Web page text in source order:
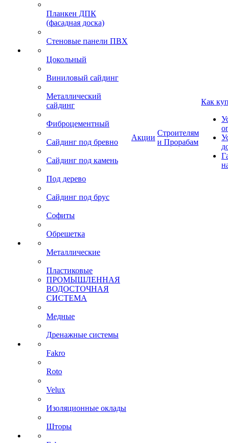
Планкен ДПК
(фасадная доска)
Стеновые панели ПВХ
Цокольный
Виниловый сайдинг
Металлический
сайдинг
Фиброцементный
Сайдинг под бревно
Сайдинг под камень
Под дерево
Сайдинг под брус
Софиты
Обрешетка
Металлические
Пластиковые
ПРОМЫШЛЕННАЯ
ВОДОСТОЧНАЯ
СИСТЕМА
Медные
Дренажные системы
Fakro
Roto
Velux
Изоляционные оклады
Шторы
Акции
Строителям
и Прорабам
Как